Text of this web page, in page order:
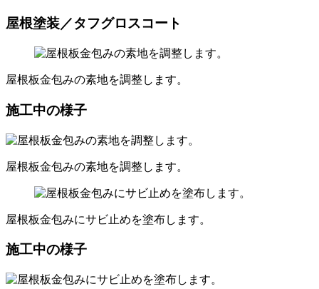
屋根塗装／タフグロスコート
屋根板金包みの素地を調整します。
施工中の様子
屋根板金包みの素地を調整します。
屋根板金包みにサビ止めを塗布します。
施工中の様子